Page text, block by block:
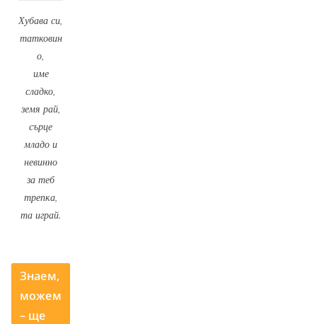
Хубава си,
татковин
о,
име
сладко,
земя рай,
сърце
младо и
невинно
за теб
трепка,
та играй.
Знаем,
можем
– ще